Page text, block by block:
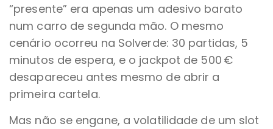
“presente” era apenas um adesivo barato
num carro de segunda mão. O mesmo
cenário ocorreu na Solverde: 30 partidas, 5
minutos de espera, e o jackpot de 500 €
desapareceu antes mesmo de abrir a
primeira cartela.
Mas não se engane, a volatilidade de um slot